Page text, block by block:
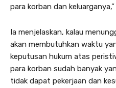
para korban dan
Ia menjelaskan, kalau
akan membutuhkan waktu
keputusan hukum atas
para korban sudah banyak
tidak dapat pekerjaan dan